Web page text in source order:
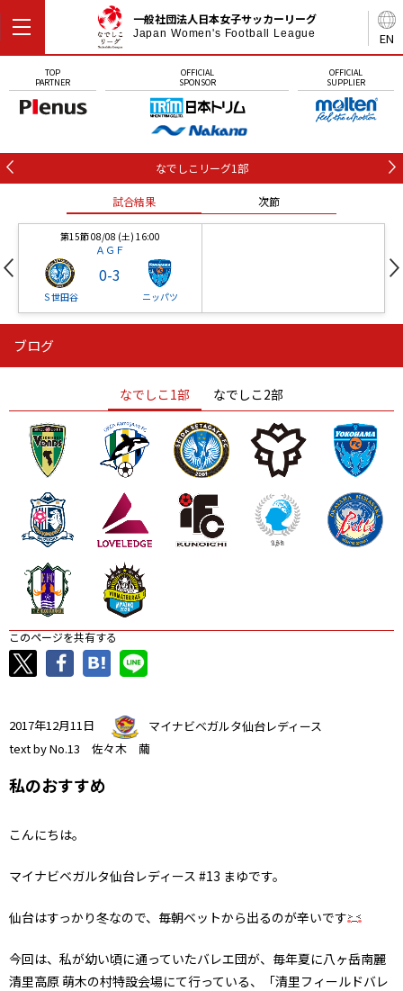
EN
一般社団法人日本女子サッカーリーグ
Japan Women's Football League
TOP
PARTNER
OFFICIAL
SPONSOR
OFFICIAL
SUPPLIER
なでしこリーグ1部
試合結果 次節
第15節 08/08 (土) 16:00
ＡＧＦ
Ｓ世田谷
0-3
ニッパツ
ニッパツ
ニッパツ 名古屋
石人の星
静岡 愛媛Ｌ
ブログ
なでしこ1部 なでしこ2部
このページを共有する
2017年12月11日
マイナビベガルタ仙台レディース
text by No.13 佐々木 繭
私のおすすめ
こんにちは。
マイナビベガルタ仙台レディース #13 まゆです。
仙台はすっかり冬なので、毎朝ベットから出るのが辛いです
今回は、私が幼い頃に通っていたバレエ団が、毎年夏に八ヶ岳南麗
清里高原 萌木の村特設会場にて行っている、「清里フィールドバレ